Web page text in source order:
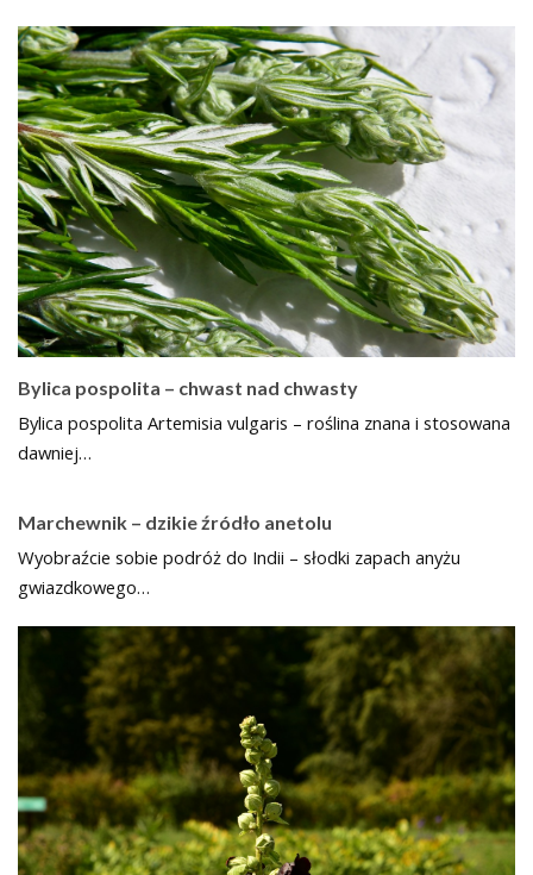
Bylica pospolita – chwast nad chwasty
Bylica pospolita Artemisia vulgaris – roślina znana i stosowana
dawniej…
Marchewnik – dzikie źródło anetolu
Wyobraźcie sobie podróż do Indii – słodki zapach anyżu
gwiazdkowego…